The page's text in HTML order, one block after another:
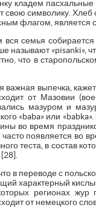
кладем
свою символику. Хлеб
флагом, является
вся семья
называют «pisanki»,
что в
важная выпечка,
от Мазовии
мазуром и
«baba» или
во время
часто появляется во
теста, в состав
в переводе с
характерный
регионах жур
от немецкого